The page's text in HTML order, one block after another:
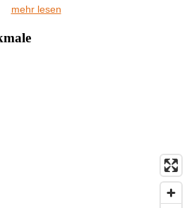
„Dem Gedächtnis des
am Krasnapolsky-Weg, am
mehr lesen